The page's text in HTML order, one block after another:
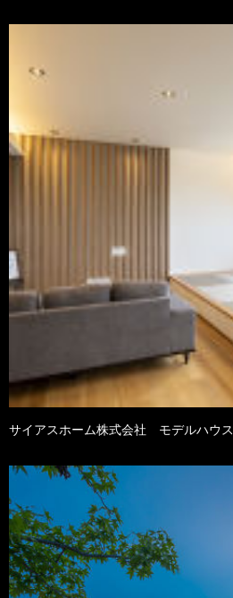
サイアスホーム株式会社 モデルハウス